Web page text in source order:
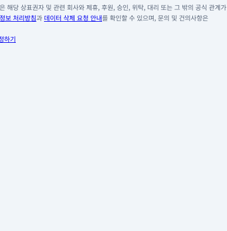
해당 상표권자 및 관련 회사와 제휴, 후원, 승인, 위탁, 대리 또는 그 밖의 공식 관계가
보 처리방침과데이터 삭제 요청 안내를 확인할 수 있으며, 문의 및 건의사항은
하기